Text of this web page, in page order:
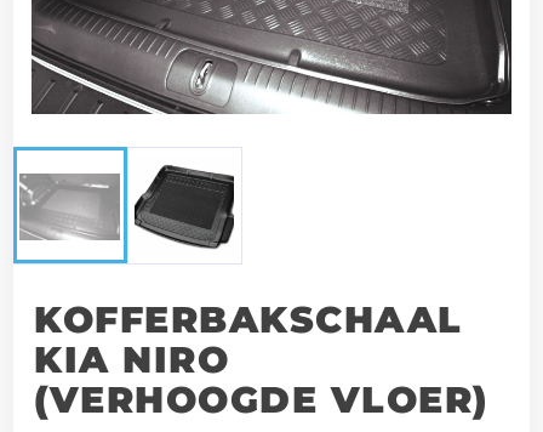
KOFFERBAKSCHAAL
KIA NIRO
(VERHOOGDE VLOER)